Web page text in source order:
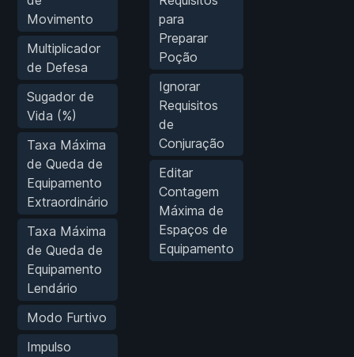
Movimento
Multiplicador
de Defesa
Sugador de
Vida (%)
Taxa Máxima
de Queda de
Equipamento
Extraordinário
Taxa Máxima
de Queda de
Equipamento
Lendário
Modo Furtivo
Impulso
para
Preparar
Poção
Ignorar
Requisitos
de
Conjuração
Editar
Contagem
Máxima de
Espaços de
Equipamento